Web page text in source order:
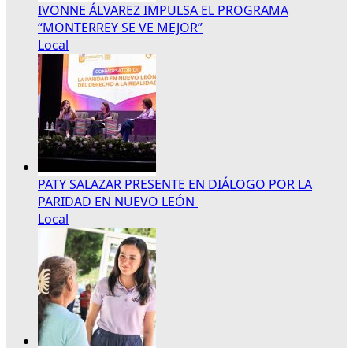
IVONNE ÁLVAREZ IMPULSA EL PROGRAMA
“MONTERREY SE VE MEJOR”
Local
PATY SALAZAR PRESENTE EN DIÁLOGO POR LA
PARIDAD EN NUEVO LEÓN
Local